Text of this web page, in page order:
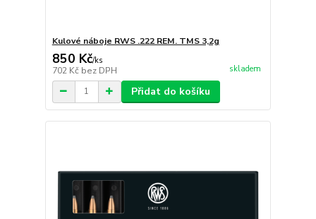
Kulové náboje RWS .222 REM. TMS 3,2g
850 Kč/ks
702 Kč bez DPH skladem
Přidat do košíku